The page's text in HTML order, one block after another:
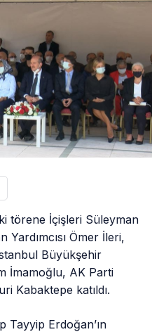
törene İçişleri Süleyman
Ömer İleri,
Büyükşehir
İmamoğlu, AK Parti
Kabaktepe katıldı.
Tayyip Erdoğan’ın